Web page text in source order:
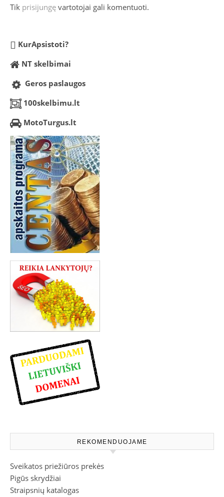
Tik prisijungę vartotojai gali komentuoti.
KurApsistoti?
NT skelbimai
Geros paslaugos
100skelbimu.lt
MotoTurgus.lt
REKOMENDUOJAME
Sveikatos priežiūros prekės
Pigūs skrydžiai
Straipsnių katalogas